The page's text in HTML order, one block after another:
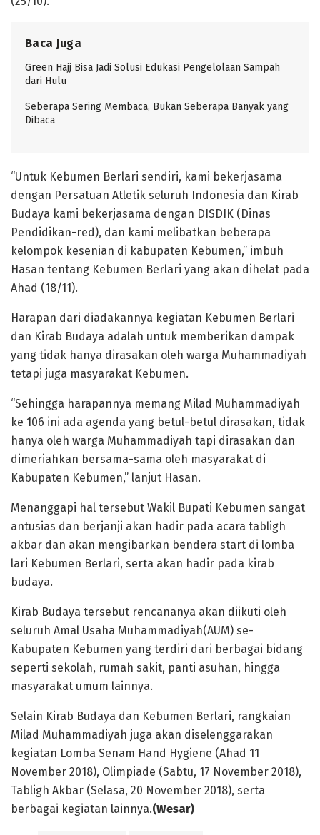
Baca Juga
Green Hajj Bisa Jadi Solusi Edukasi Pengelolaan Sampah
dari Hulu
Seberapa Sering Membaca, Bukan Seberapa Banyak yang
Dibaca
“Untuk Kebumen Berlari sendiri, kami bekerjasama
dengan Persatuan Atletik seluruh Indonesia dan Kirab
Budaya kami bekerjasama dengan DISDIK (Dinas
Pendidikan-red), dan kami melibatkan beberapa
kelompok kesenian di kabupaten Kebumen,” imbuh
Hasan tentang Kebumen Berlari yang akan dihelat pada
Ahad (18/11).
Harapan dari diadakannya kegiatan Kebumen Berlari
dan Kirab Budaya adalah untuk memberikan dampak
yang tidak hanya dirasakan oleh warga Muhammadiyah
tetapi juga masyarakat Kebumen.
“Sehingga harapannya memang Milad Muhammadiyah
ke 106 ini ada agenda yang betul-betul dirasakan, tidak
hanya oleh warga Muhammadiyah tapi dirasakan dan
dimeriahkan bersama-sama oleh masyarakat di
Kabupaten Kebumen,” lanjut Hasan.
Menanggapi hal tersebut Wakil Bupati Kebumen sangat
antusias dan berjanji akan hadir pada acara tabligh
akbar dan akan mengibarkan bendera start di lomba
lari Kebumen Berlari, serta akan hadir pada kirab
budaya.
Kirab Budaya tersebut rencananya akan diikuti oleh
seluruh Amal Usaha Muhammadiyah(AUM) se-
Kabupaten Kebumen yang terdiri dari berbagai bidang
seperti sekolah, rumah sakit, panti asuhan, hingga
masyarakat umum lainnya.
Selain Kirab Budaya dan Kebumen Berlari, rangkaian
Milad Muhammadiyah juga akan diselenggarakan
kegiatan Lomba Senam Hand Hygiene (Ahad 11
November 2018), Olimpiade (Sabtu, 17 November 2018),
Tabligh Akbar (Selasa, 20 November 2018), serta
berbagai kegiatan lainnya.(Wesar)